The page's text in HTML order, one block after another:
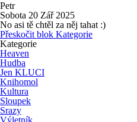
Petr
Sobota 20 Zář 2025
No asi tě chtěl za něj tahat :)
Přeskočit blok Kategorie
Kategorie
Heaven
Hudba
Jen KLUCI
Knihomol
Kultura
Sloupek
Srazy